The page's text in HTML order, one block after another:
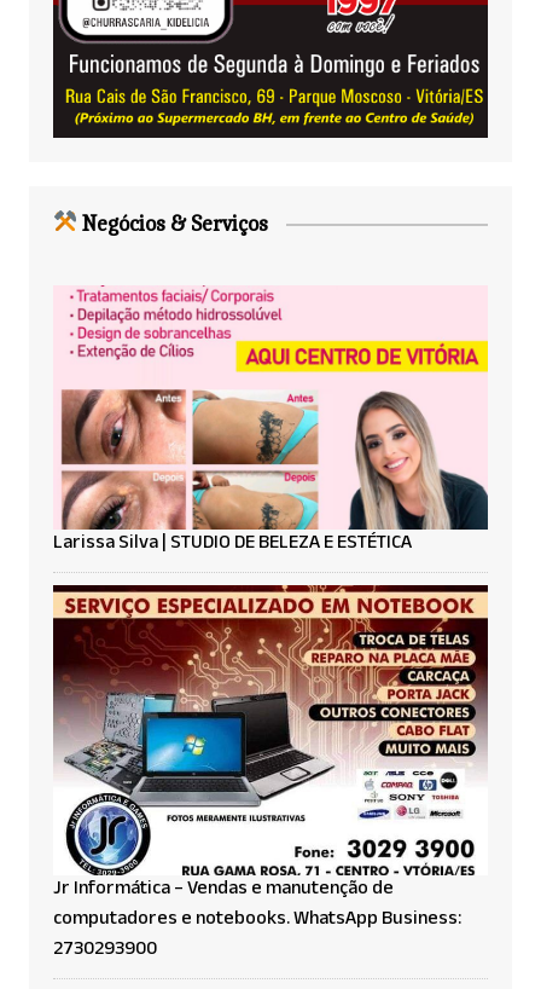
Negócios & Serviços
Larissa Silva | STUDIO DE BELEZA E ESTÉTICA
Jr Informática – Vendas e manutenção de
computadores e notebooks. WhatsApp Business:
2730293900